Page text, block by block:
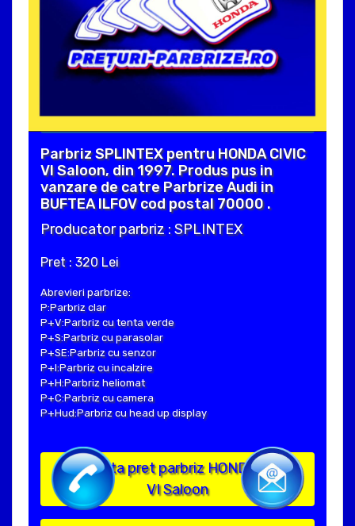
Parbriz SPLINTEX pentru HONDA CIVIC
VI Saloon, din 1997. Produs pus in
vanzare de catre Parbrize Audi in
BUFTEA ILFOV cod postal 70000 .
Producator parbriz : SPLINTEX
Pret : 320 Lei
Abrevieri parbrize:
P:Parbriz clar
P+V:Parbriz cu tenta verde
P+S:Parbriz cu parasolar
P+SE:Parbriz cu senzor
P+I:Parbriz cu incalzire
P+H:Parbriz heliomat
P+C:Parbriz cu camera
P+Hud:Parbriz cu head up display
Solicita pret parbriz HONDA CIVIC
VI Saloon